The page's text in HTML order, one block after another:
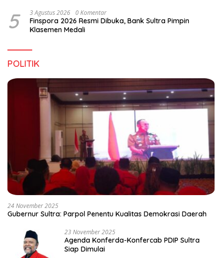
5 3 Agustus 2026 0 Komentar
Finspora 2026 Resmi Dibuka, Bank Sultra Pimpin
Klasemen Medali
POLITIK
24 November 2025
Gubernur Sultra: Parpol Penentu Kualitas Demokrasi Daerah
23 November 2025
Agenda Konferda-Konfercab PDIP Sultra
Siap Dimulai